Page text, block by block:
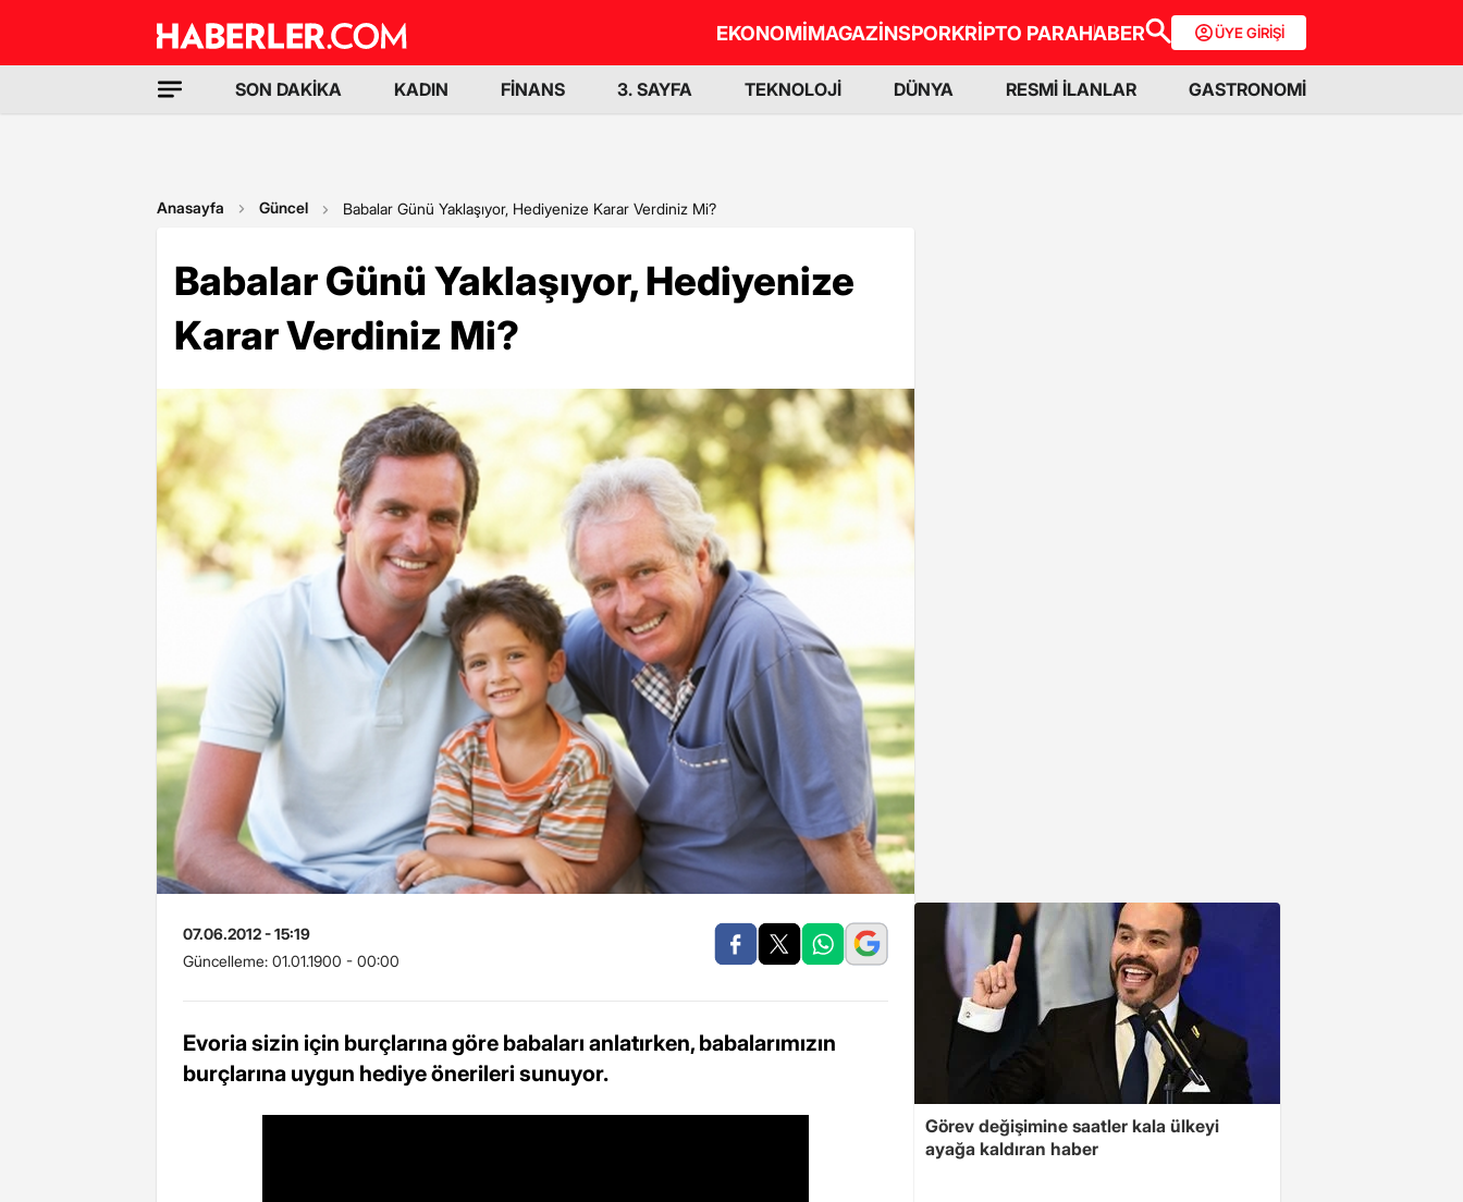
EKONOMİMAGAZİNSPORKRİPTO PARAHABER ÜYE GİRİŞİ
SON DAKİKA KADIN FİNANS 3. SAYFA TEKNOLOJİ DÜNYA RESMİ İLANLAR GASTRONOMİ
Anasayfa Güncel Babalar Günü Yaklaşıyor, Hediyenize Karar Verdiniz Mi?
Babalar Günü Yaklaşıyor, Hediyenize
Karar Verdiniz Mi?
07.06.2012 - 15:19
Güncelleme: 01.01.1900 - 00:00
Evoria sizin için burçlarına göre babaları anlatırken, babalarımızın
burçlarına uygun hediye önerileri sunuyor.
Görev değişimine saatler kala ülkeyi
ayağa kaldıran haber